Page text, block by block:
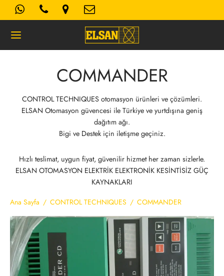
COMMANDER
CONTROL TECHNIQUES otomasyon ürünleri ve çözümleri.
ELSAN Otomasyon güvencesi ile Türkiye ve yurtdışına geniş
dağıtım ağı.
Bigi ve Destek için iletişme geçiniz.
Hızlı teslimat, uygun fiyat, güvenilir hizmet her zaman sizlerle.
ELSAN OTOMASYON ELEKTRİK ELEKTRONİK KESİNTİSİZ GÜÇ
KAYNAKLARI
Ana Sayfa / CONTROL TECHNIQUES / COMMANDER
Politikası